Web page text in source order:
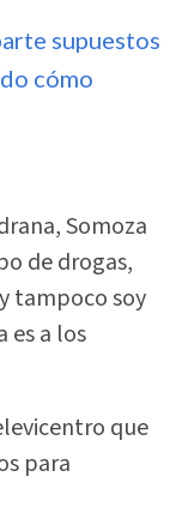
supuestos
cómo
Somoza
de drogas,
tampoco soy
es a los
que
para